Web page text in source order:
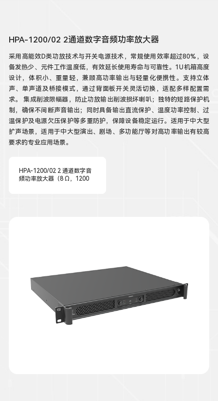
HPA-1200/02 2通道数字音频功率放大器
采用高能效D类功放技术与开关电源技术，常规使用效率超过80%，设
备发热少、元件工作温度低，有效延长使用寿命与可靠性。1U机箱高度
设计，体积小、重量轻，兼顾高功率输出与轻量化便携性。支持立体
声、单声道及桥接模式，通过背面板开关灵活切换，适配多样配置需
求。 集成削波限幅器，防止功放输出削波损坏喇叭；独特的短路保护机
制，确保不间断声音输出；同时具备输出直流保护、温度功率控制、过
温保护及电源欠压保护等多重防护，保障设备稳定运行。适用于中大型
扩声场景，适用于中大型演出、剧场、多功能厅等对高功率输出有较高
要求的专业应用场景。
HPA-1200/02 2 通道数字音
频功率放大器（8 Ω，1200